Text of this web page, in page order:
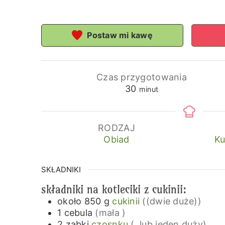
Postaw mi kawę
Czas przygotowania
30minuty
minut
RODZAJ
Obiad
SKŁADNIKI
składniki na kotleciki z cukinii:
około 850 g cukinii ((dwie duże))
1 cebula (mała )